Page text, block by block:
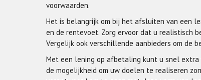
voorwaarden.
Het is belangrijk om bij het afsluiten van een
en de rentevoet. Zorg ervoor dat u realistisch
Vergelijk ook verschillende aanbieders om de
Met een lening op afbetaling kunt u snel
de mogelijkheid om uw doelen te realiseren